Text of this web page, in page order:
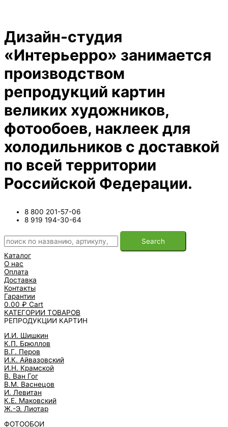
Дизайн-студия
«Интерьерро» занимается
производством
репродукций картин
великих художников,
фотообоев, наклеек для
холодильников с доставкой
по всей территории
Российской Федерации.
8 800 201-57-06
8 919 194-30-64
Search
Каталог
О нас
Оплата
Доставка
Контакты
Гарантии
0.00 ₽ Cart
КАТЕГОРИИ ТОВАРОВ
РЕПРОДУКЦИИ КАРТИН
И.И. Шишкин
К.П. Брюллов
В.Г. Перов
И.К. Айвазовский
И.Н. Крамской
В. Ван Гог
В.М. Васнецов
И. Левитан
К.Е. Маковский
Ж.-Э. Лиотар
ФОТООБОИ